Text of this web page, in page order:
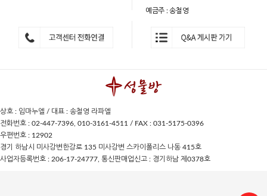
예금주 : 송철영
상호 : 임마누엘 / 대표 : 송철영 라파엘
전화번호 : 02-447-7396, 010-3161-4511 / FAX : 031-5175-0396
우편번호 : 12902
경기 하남시 미사강변한강로 135 미사강변 스카이폴리스 나동 415호
사업자등록번호 : 206-17-24777, 통신판매업신고 : 경기하남 제0378호